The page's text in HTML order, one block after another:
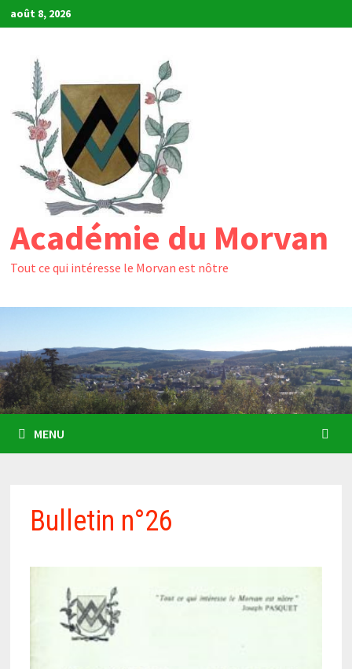
Passer
au
août 8, 2026
Académie du Morvan
Tout ce qui intéresse le Morvan est nôtre
MENU
Bulletin n°26